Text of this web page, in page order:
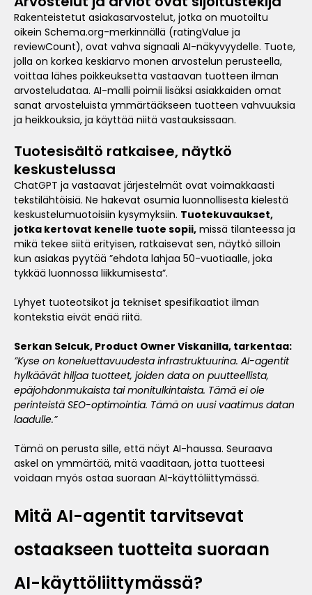
Rakenteistetut asiakasarvostelut, jotka on muotoiltu
oikein Schema.org-merkinnällä (ratingValue ja
reviewCount), ovat vahva signaali AI-näkyvyydelle. Tuote,
jolla on korkea keskiarvo monen arvostelun perusteella,
voittaa lähes poikkeuksetta vastaavan tuotteen ilman
arvosteludataa. AI-malli poimii lisäksi asiakkaiden omat
sanat arvosteluista ymmärtääkseen tuotteen vahvuuksia
ja heikkouksia, ja käyttää niitä vastauksissaan.
Tuotesisältö ratkaisee, näytkö
keskustelussa
ChatGPT ja vastaavat järjestelmät ovat voimakkaasti
tekstilähtöisiä. Ne hakevat osumia luonnollisesta kielestä
keskustelumuotoisiin kysymyksiin. Tuotekuvaukset,
jotka kertovat kenelle tuote sopii, missä tilanteessa ja
mikä tekee siitä erityisen, ratkaisevat sen, näytkö silloin
kun asiakas pyytää ”ehdota lahjaa 50-vuotiaalle, joka
tykkää luonnossa liikkumisesta”.
Lyhyet tuoteotsikot ja tekniset spesifikaatiot ilman
kontekstia eivät enää riitä.
Serkan Selcuk, Product Owner Viskanilla, tarkentaa:
”Kyse on koneluettavuudesta infrastruktuurina. AI-agentit
hylkäävät hiljaa tuotteet, joiden data on puutteellista,
epäjohdonmukaista tai monitulkintaista. Tämä ei ole
perinteistä SEO-optimointia. Tämä on uusi vaatimus datan
laadulle.”
Tämä on perusta sille, että näyt AI-haussa. Seuraava
askel on ymmärtää, mitä vaaditaan, jotta tuotteesi
voidaan myös ostaa suoraan AI-käyttöliittymässä.
Mitä AI-agentit tarvitsevat
ostaakseen tuotteita suoraan
AI-käyttöliittymässä?